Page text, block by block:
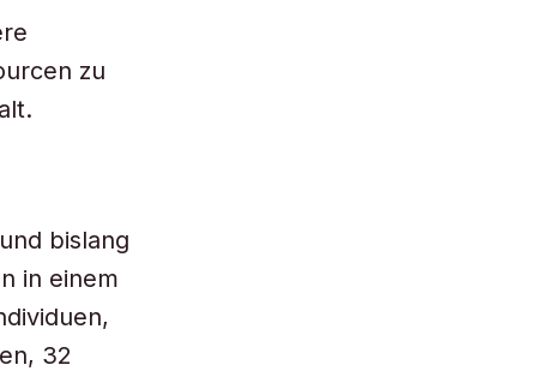
zu
bislang
in einem
32